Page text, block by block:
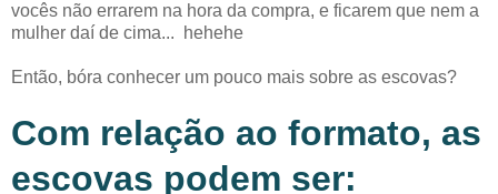
vocês não errarem na hora da compra, e ficarem que nem a
mulher daí de cima... hehehe
Então, bóra conhecer um pouco mais sobre as escovas?
Com relação ao formato, as
escovas podem ser: